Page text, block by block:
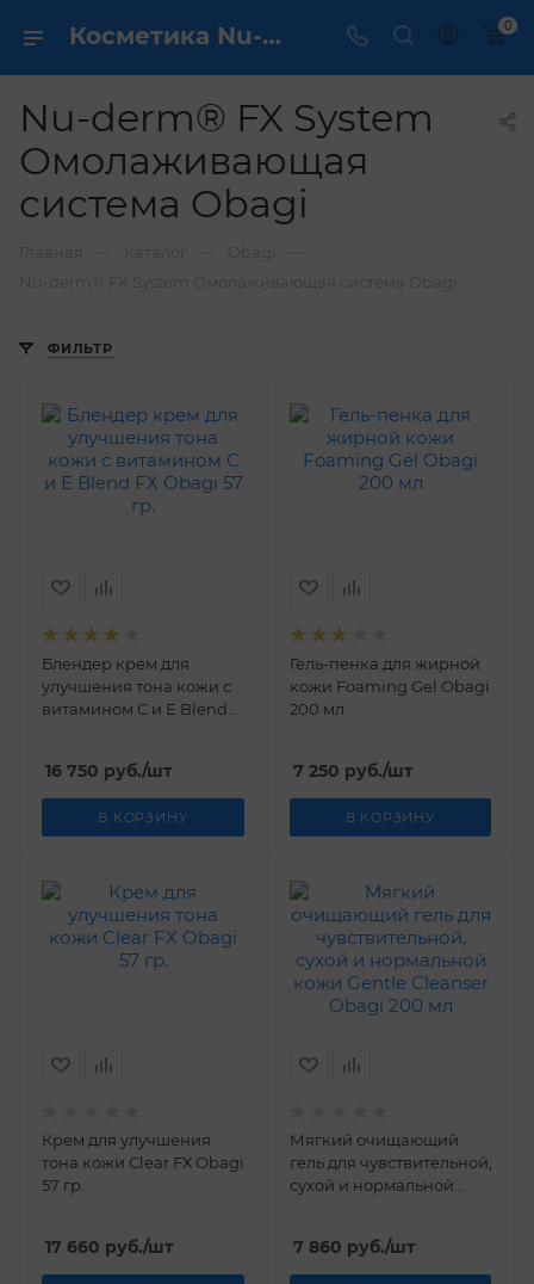
Косметика Nu-derm® FX System Омолаживающая система Obagi - купить в интернет магазине ✔️ по выгодной цене 0
Nu-derm® FX System
Омолаживающая
система Obagi
ФИЛЬТР
Блендер крем для
улучшения тона кожи с
витамином С и Е Blend
16 750 руб./шт
В КОРЗИНУ
Гель-пенка для жирной
кожи Foaming Gel Obagi
200 мл
7 250 руб./шт
В КОРЗИНУ
Крем для улучшения
тона кожи Clear FХ Obagi
57 гр.
17 660 руб./шт
Мягкий очищающий
гель для чувствительной,
сухой и нормальной
7 860 руб./шт